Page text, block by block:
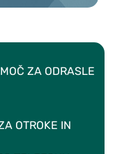
ZA ODRASLE
OTROKE IN